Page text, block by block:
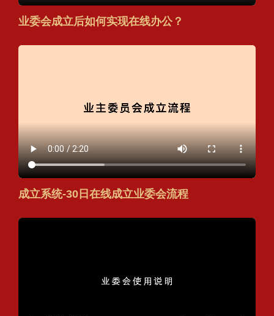
业委会成立后如何实现在线办公？
成立系统-30日在线成立业委会流程